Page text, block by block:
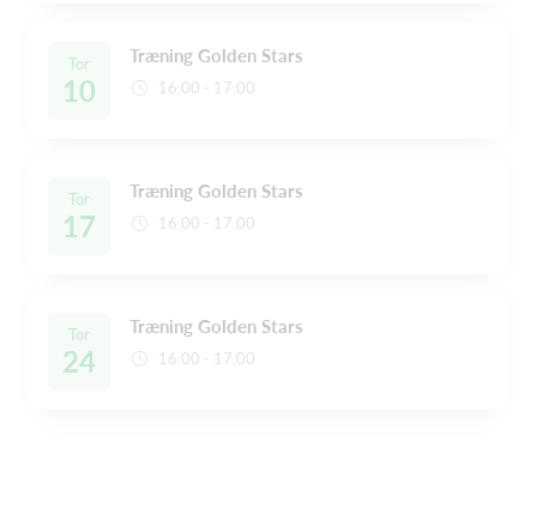
Tor
10
Træning Golden Stars
16:00 - 17:00
Tor
17
Træning Golden Stars
16:00 - 17:00
Tor
24
Træning Golden Stars
16:00 - 17:00